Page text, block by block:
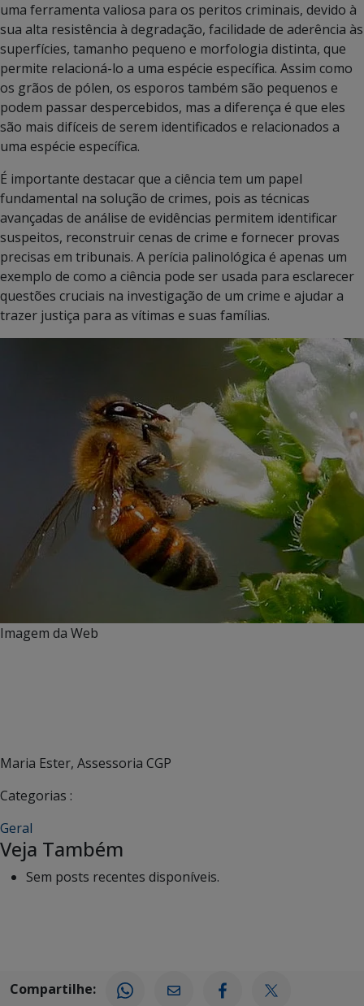
uma ferramenta valiosa para os peritos criminais, devido à
sua alta resistência à degradação, facilidade de aderência às
superfícies, tamanho pequeno e morfologia distinta, que
permite relacioná-lo a uma espécie específica. Assim como
os grãos de pólen, os esporos também são pequenos e
podem passar despercebidos, mas a diferença é que eles
são mais difíceis de serem identificados e relacionados a
uma espécie específica.
É importante destacar que a ciência tem um papel
fundamental na solução de crimes, pois as técnicas
avançadas de análise de evidências permitem identificar
suspeitos, reconstruir cenas de crime e fornecer provas
precisas em tribunais. A perícia palinológica é apenas um
exemplo de como a ciência pode ser usada para esclarecer
questões cruciais na investigação de um crime e ajudar a
trazer justiça para as vítimas e suas famílias.
Imagem da Web
Maria Ester, Assessoria CGP
Categorias :
Geral
Veja Também
Sem posts recentes disponíveis.
Compartilhe: